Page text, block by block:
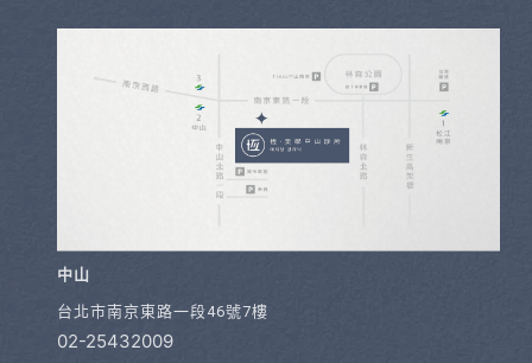
中山
台北市南京東路一段46號7樓
02-25432009